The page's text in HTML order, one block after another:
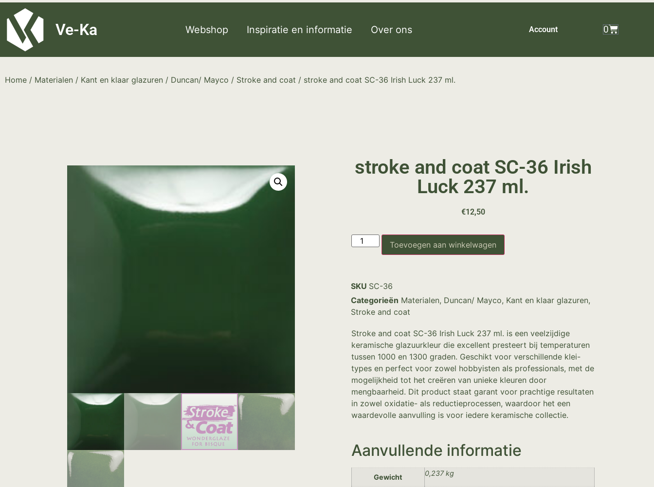
G-8P7N3X5BJ9
Ve-Ka Webshop Inspiratie en informatie Over ons Account 0
Home / Materialen / Kant en klaar glazuren / Duncan/ Mayco / Stroke and coat / stroke and coat SC-36 Irish Luck 237 ml.
stroke and coat SC-36 Irish
Luck 237 ml.
€12,50
Toevoegen aan winkelwagen
SKU SC-36
Categorieën Materialen, Duncan/ Mayco, Kant en klaar glazuren,
Stroke and coat
Stroke and coat SC-36 Irish Luck 237 ml. is een veelzijdige
keramische glazuurkleur die excellent presteert bij temperaturen
tussen 1000 en 1300 graden. Geschikt voor verschillende klei-
types en perfect voor zowel hobbyisten als professionals, met de
mogelijkheid tot het creëren van unieke kleuren door
mengbaarheid. Dit product staat garant voor prachtige resultaten
in zowel oxidatie- als reductieprocessen, waardoor het een
waardevolle aanvulling is voor iedere keramische collectie.
Aanvullende informatie
Gewicht 0,237 kg